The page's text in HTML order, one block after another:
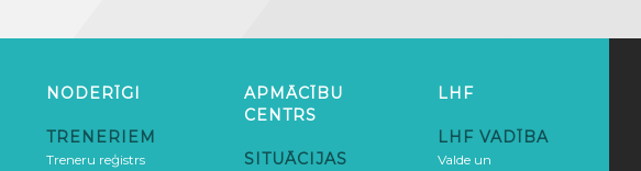
NODERĪGI
TRENERIEM
Treneru reģistrs
APMĀCĪBU
CENTRS
SITUĀCIJAS
LHF
LHF VADĪBA
Valde un